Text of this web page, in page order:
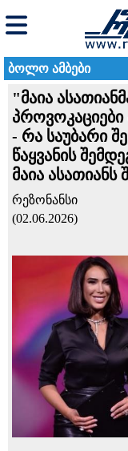
ბოლო ამბები
"მაია
- რა საუბარი
წაყვანის
მაია ასათიანს
რეზონანსი
(02.06.2026)